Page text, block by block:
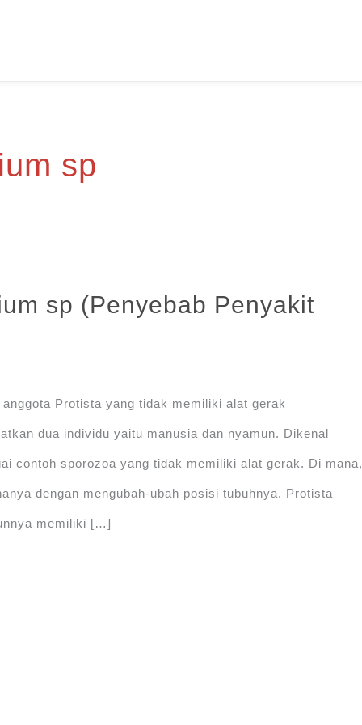
sp
sp (Penyebab Penyakit
Protista yang tidak memiliki alat gerak
dua individu yaitu manusia dan nyamun. Dikenal
contoh sporozoa yang tidak memiliki alat gerak. Di mana,
dengan mengubah-ubah posisi tubuhnya. Protista
memiliki […]